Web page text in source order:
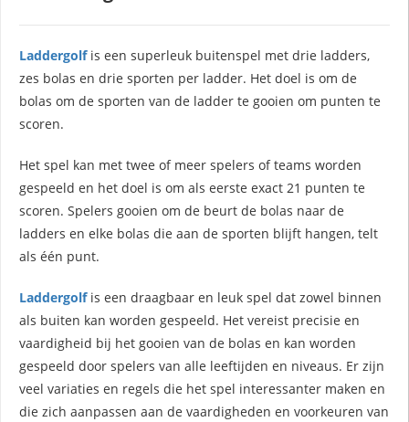
Laddergolfis een superleuk buitenspel met drie ladders,
zes bolas en drie sporten per ladder. Het doel is om de
bolas om de sporten van de ladder te gooien om punten te
scoren.
Het spel kan met twee of meer spelers of teams worden
gespeeld en het doel is om als eerste exact 21 punten te
scoren. Spelers gooien om de beurt de bolas naar de
ladders en elke bolas die aan de sporten blijft hangen, telt
als één punt.
Laddergolfis een draagbaar en leuk spel dat zowel binnen
als buiten kan worden gespeeld. Het vereist precisie en
vaardigheid bij het gooien van de bolas en kan worden
gespeeld door spelers van alle leeftijden en niveaus. Er zijn
veel variaties en regels die het spel interessanter maken en
die zich aanpassen aan de vaardigheden en voorkeuren van